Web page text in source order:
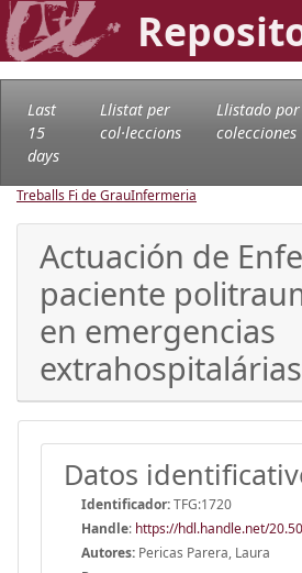
Last
15
days
Llistat per
col·leccions
Llistado por
colecciones
Treballs Fi de GrauInfermeria
Actuación de
paciente
en emergencias
extrahospitalárias
Datos
Identificador:TFG:1720
Handle: https://hdl.handle.net/
Autores: Pericas Parera, Laura